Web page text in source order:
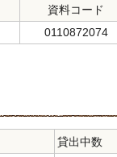
資料コード
0110872074
貸出中数